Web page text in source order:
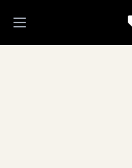
Open main menu